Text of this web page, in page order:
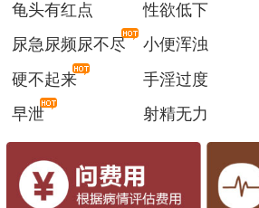
龟头有红点
性欲低下
尿急尿频尿不尽
小便浑浊
硬不起来
手淫过度
早泄
射精无力